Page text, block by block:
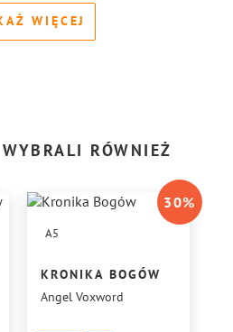
WIĘCEJ
RÓWNIEŻ
A5
30%
KRONIKA BOGÓW
Angel Voxword